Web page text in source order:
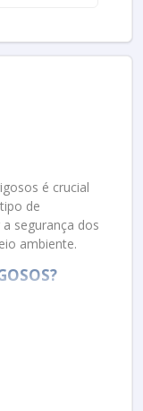
é crucial
de
segurança dos
ambiente.
por suas
apresentar
Esses